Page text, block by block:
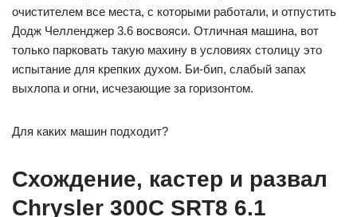
очистителем все места, с которыми работали, и отпустить
Додж Челленджер 3.6 восвояси. Отличная машина, вот
только парковать такую махину в условиях столицу это
испытание для крепких духом. Би-бип, слабый запах
выхлопа и огни, исчезающие за горизонтом.
Для каких машин подходит?
Схождение, кастер и развал
Chrysler 300C SRT8 6.1